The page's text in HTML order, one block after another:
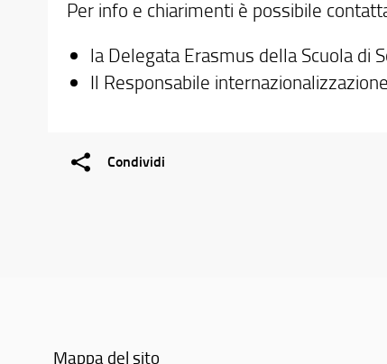
Per info e chiarimenti è possibile
la Delegata Erasmus della Scuola di
Il Responsabile
Condividi
Mappa del sito